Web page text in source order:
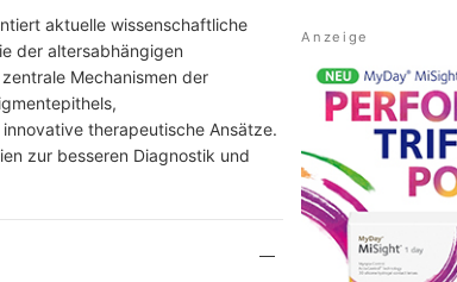
aktuelle wissenschaftliche
der altersabhängigen
Mechanismen der
therapeutische Ansätze.
zur besseren Diagnostik und